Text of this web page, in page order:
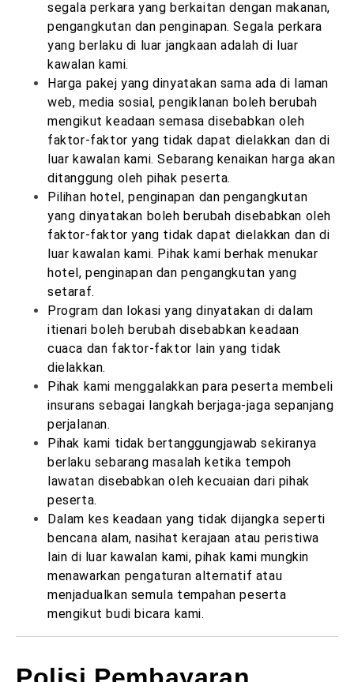
segala perkara yang berkaitan dengan makanan,
pengangkutan dan penginapan. Segala perkara
yang berlaku di luar jangkaan adalah di luar
kawalan kami.
Harga pakej yang dinyatakan sama ada di laman
web, media sosial, pengiklanan boleh berubah
mengikut keadaan semasa disebabkan oleh
faktor-faktor yang tidak dapat dielakkan dan di
luar kawalan kami. Sebarang kenaikan harga akan
ditanggung oleh pihak peserta.
Pilihan hotel, penginapan dan pengangkutan
yang dinyatakan boleh berubah disebabkan oleh
faktor-faktor yang tidak dapat dielakkan dan di
luar kawalan kami. Pihak kami berhak menukar
hotel, penginapan dan pengangkutan yang
setaraf.
Program dan lokasi yang dinyatakan di dalam
itienari boleh berubah disebabkan keadaan
cuaca dan faktor-faktor lain yang tidak
dielakkan.
Pihak kami menggalakkan para peserta membeli
insurans sebagai langkah berjaga-jaga sepanjang
perjalanan.
Pihak kami tidak bertanggungjawab sekiranya
berlaku sebarang masalah ketika tempoh
lawatan disebabkan oleh kecuaian dari pihak
peserta.
Dalam kes keadaan yang tidak dijangka seperti
bencana alam, nasihat kerajaan atau peristiwa
lain di luar kawalan kami, pihak kami mungkin
menawarkan pengaturan alternatif atau
menjadualkan semula tempahan peserta
mengikut budi bicara kami.